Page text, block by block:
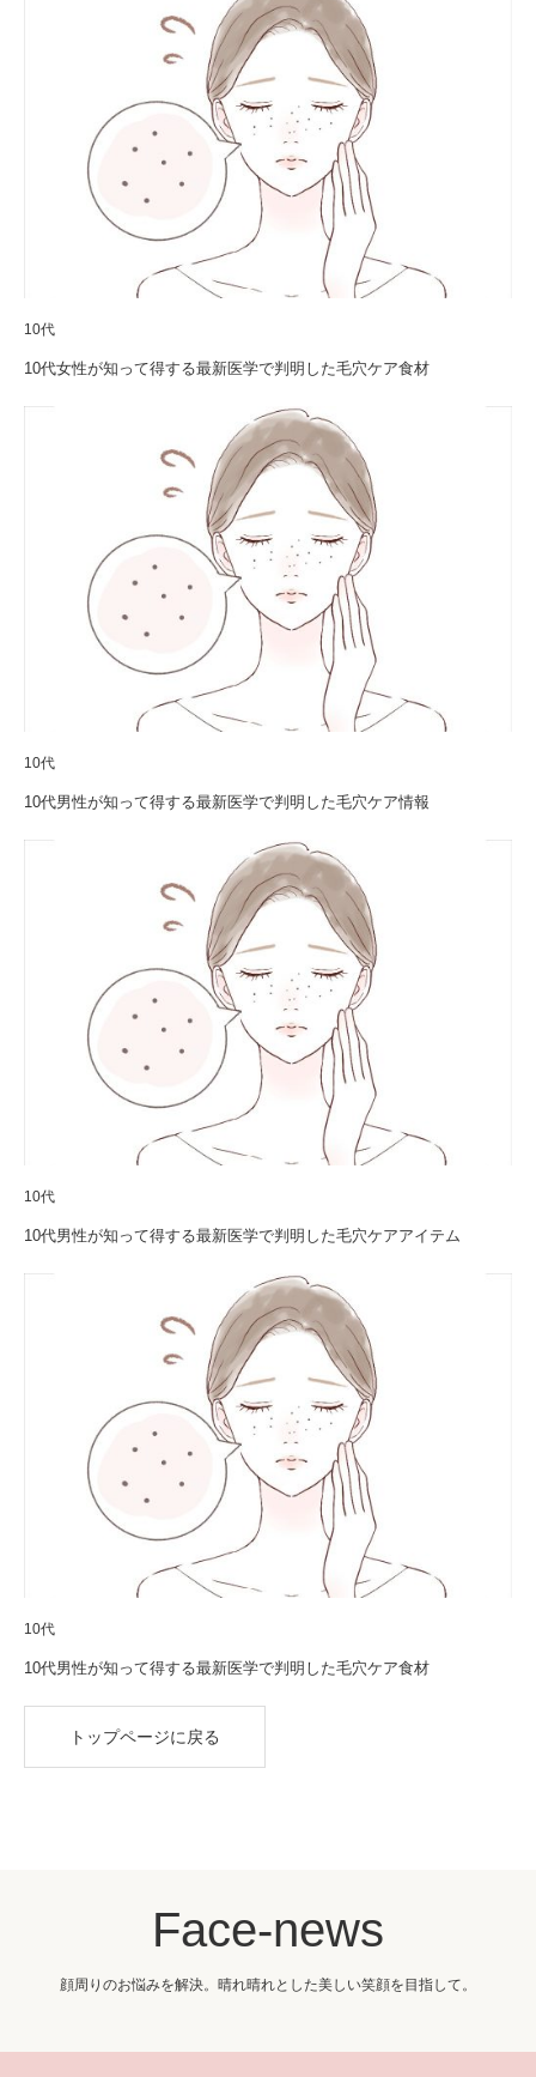
10代
10代女性が知って得する最新医学で判明した毛穴ケア食材
10代
10代男性が知って得する最新医学で判明した毛穴ケア情報
10代
10代男性が知って得する最新医学で判明した毛穴ケアアイテム
10代
10代男性が知って得する最新医学で判明した毛穴ケア食材
トップページに戻る
Face-news
顔周りのお悩みを解決。晴れ晴れとした美しい笑顔を目指して。